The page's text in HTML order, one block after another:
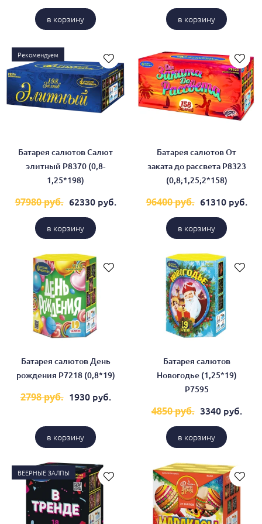
в корзину в корзину
Рекомендуем
Батарея салютов Салют
элитный Р8370 (0,8-
1,25*198)
97980 руб. 62330 руб.
в корзину
Батарея салютов От
заката до рассвета Р8323
(0,8;1,25;2*158)
96400 руб. 61310 руб.
в корзину
Батарея салютов День
рождения Р7218 (0,8*19)
2798 руб. 1930 руб.
в корзину
Батарея салютов
Новогодье (1,25*19)
Р7595
4850 руб. 3340 руб.
в корзину
ВЕЕРНЫЕ ЗАЛПЫ